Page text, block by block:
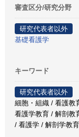
審査区分/研究分野
研究代表者以外
基礎看護学
キーワード
研究代表者以外
細胞・組織 / 看護教
看護学教育 / 解剖教
/ 看護学 / 解剖学教育